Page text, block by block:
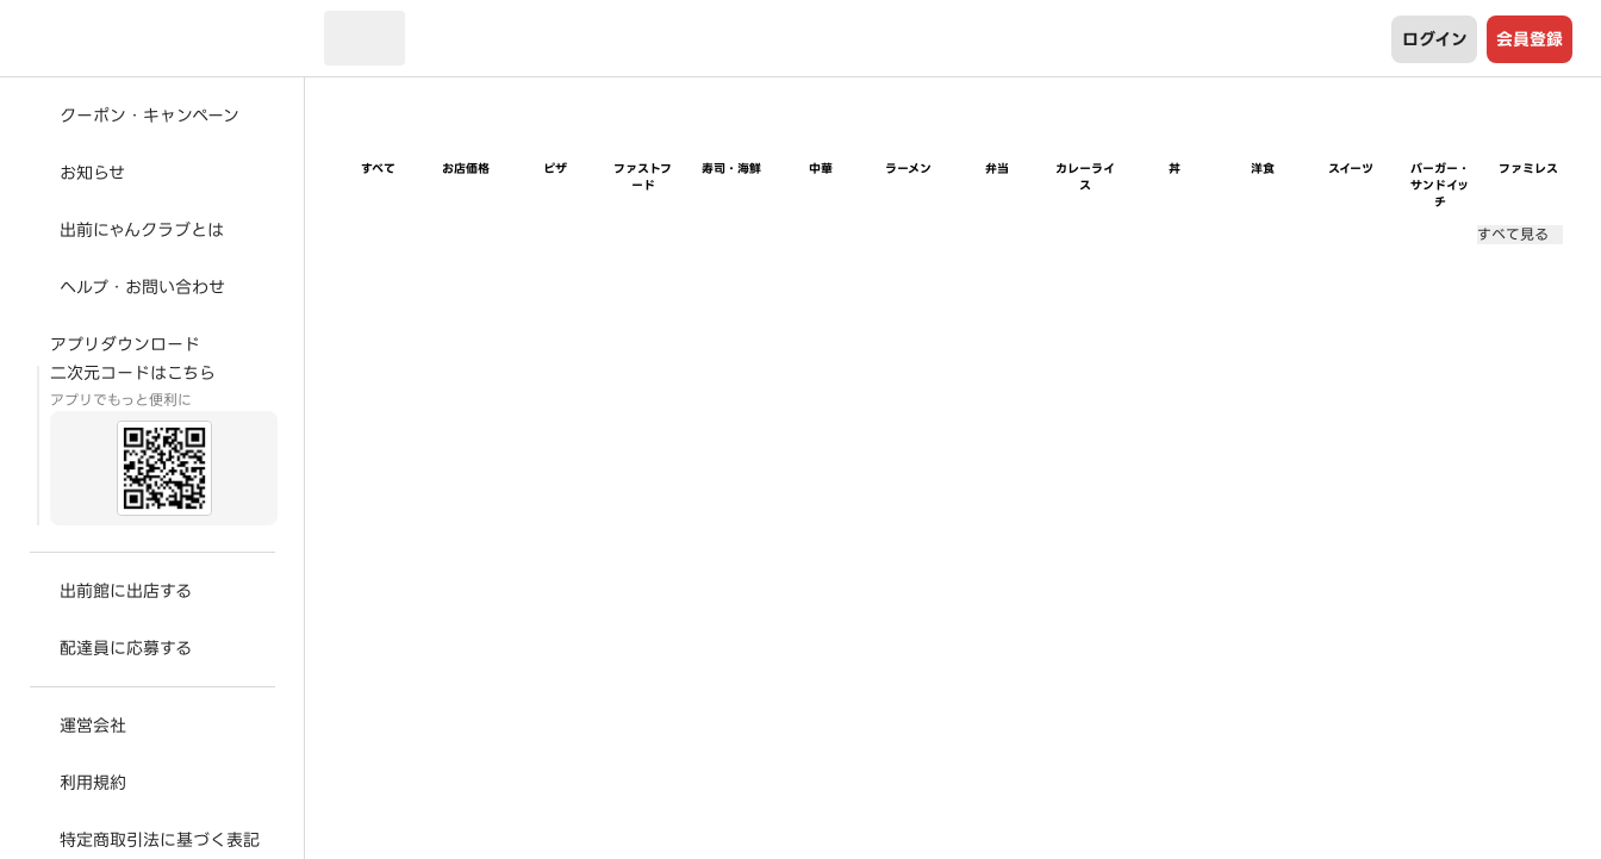
ログイン 会員登録
クーポン・キャンペーン
お知らせ
出前にゃんクラブとは
ヘルプ・お問い合わせ
アプリダウンロード
二次元コードはこちら
アプリでもっと便利に
出前館に出店する
配達員に応募する
運営会社
利用規約
特定商取引法に基づく表記
すべて お店価格 ピザ
ファストフ
ード
寿司・海鮮 中華 ラーメン 弁当
カレーライ
ス
丼 洋食 スイーツ
バーガー・
サンドイッ
チ
ファミレス
すべて見る